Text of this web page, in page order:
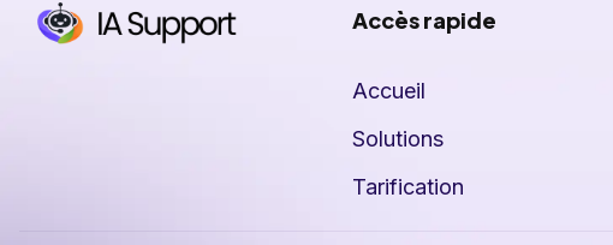
Accès rapide
Accueil
Solutions
Tarification